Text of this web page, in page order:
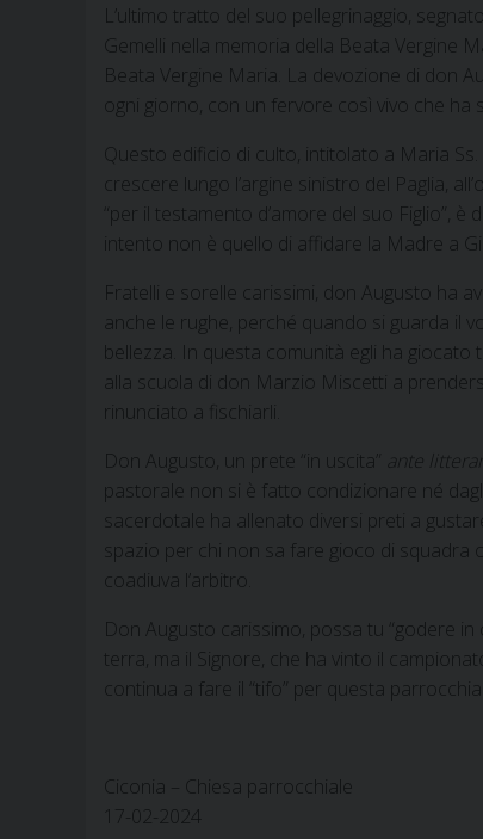
L’ultimo tratto del suo pellegrinaggio,
Gemelli nella memoria della Beata Vergine
Beata Vergine Maria. La devozione di don
ogni giorno, con un fervore così vivo che ha
Questo edificio di culto, intitolato a Maria
crescere lungo l’argine sinistro del Paglia,
“per il testamento d’amore del suo Figlio”, è
intento non è quello di affidare la Madre a
Fratelli e sorelle carissimi, don Augusto ha
anche le rughe, perché quando si guarda il
bellezza. In questa comunità egli ha giocato
alla scuola di don Marzio Miscetti a
rinunciato a fischiarli.
Don Augusto, un prete “in uscita”
ante
pastorale non si è fatto condizionare né
sacerdotale ha allenato diversi preti a
spazio per chi non sa fare gioco di squadra
coadiuva l’arbitro.
Don Augusto carissimo, possa tu “godere
terra, ma il Signore, che ha vinto il
continua a fare il “tifo” per questa
Ciconia – Chiesa parrocchiale
17-02-2024